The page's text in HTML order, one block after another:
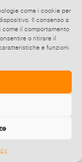
come i cookie per
Il consenso a
il comportamento
o ritirare il
e funzioni.